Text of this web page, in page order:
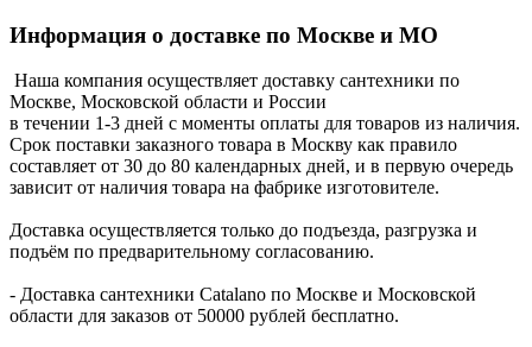
Информация о доставке по Москве и МО
Наша компания осуществляет доставку сантехники по
Москве, Московской области и России
в течении 1-3 дней с моменты оплаты для товаров из наличия.
Срок поставки заказного товара в Москву как правило
составляет от 30 до 80 календарных дней, и в первую очередь
зависит от наличия товара на фабрике изготовителе.
Доставка осуществляется только до подъезда, разгрузка и
подъём по предварительному согласованию.
- Доставка сантехники Catalano по Москве и Московской
области для заказов от 50000 рублей бесплатно.